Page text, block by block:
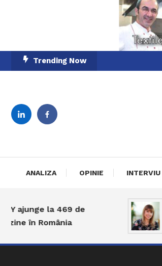
To
Trending Now
ANALIZA OPINIE INTERVIU
la 469 de
în România